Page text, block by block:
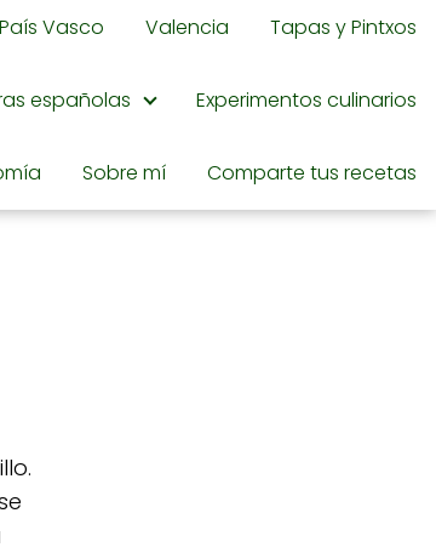
País Vasco Valencia Tapas y Pintxos
españolas Experimentos culinarios
Sobre mí Comparte tus recetas